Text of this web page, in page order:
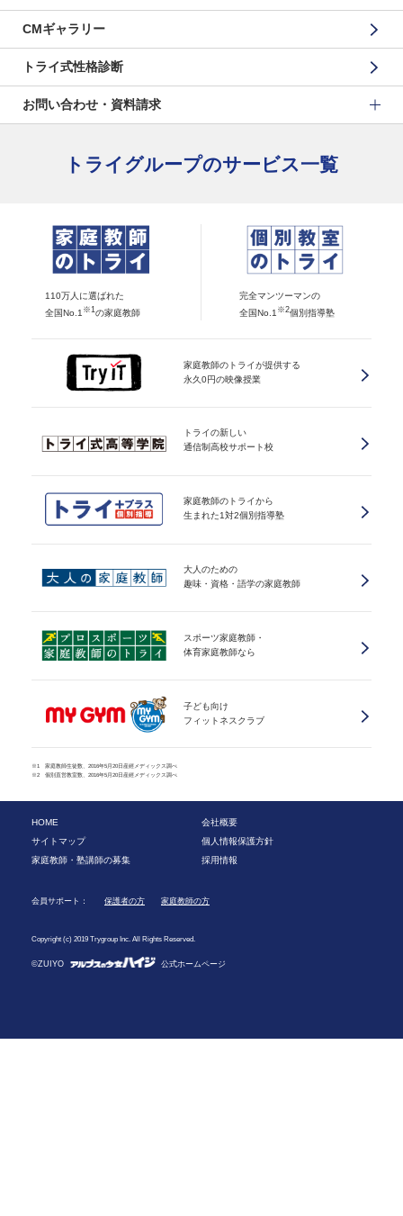
CMギャラリー
トライ式性格診断
お問い合わせ・資料請求
トライグループのサービス一覧
110万人に選ばれた
全国No.1 ※1 の家庭教師
完全マンツーマンの
全国No.1 ※2個別指導塾
家庭教師のトライが提供する
永久0円の映像授業
トライの新しい
通信制高校サポート校
家庭教師のトライから
生まれた1対2個別指導塾
大人のための
趣味・資格・語学の家庭教師
スポーツ家庭教師・
体育家庭教師なら
子ども向け
フィットネスクラブ
※1 家庭教師生徒数、2016年5月20日産經メディックス調べ
※2 個別直営教室数、2016年5月20日産經メディックス調べ
HOME
会社概要
サイトマップ
個人情報保護方針
家庭教師・塾講師の募集
採用情報
会員サポート： 保護者の方 家庭教師の方
Copyright (c) 2019 Trygroup Inc. All Rights Reserved.
©ZUIYO 公式ホームページ